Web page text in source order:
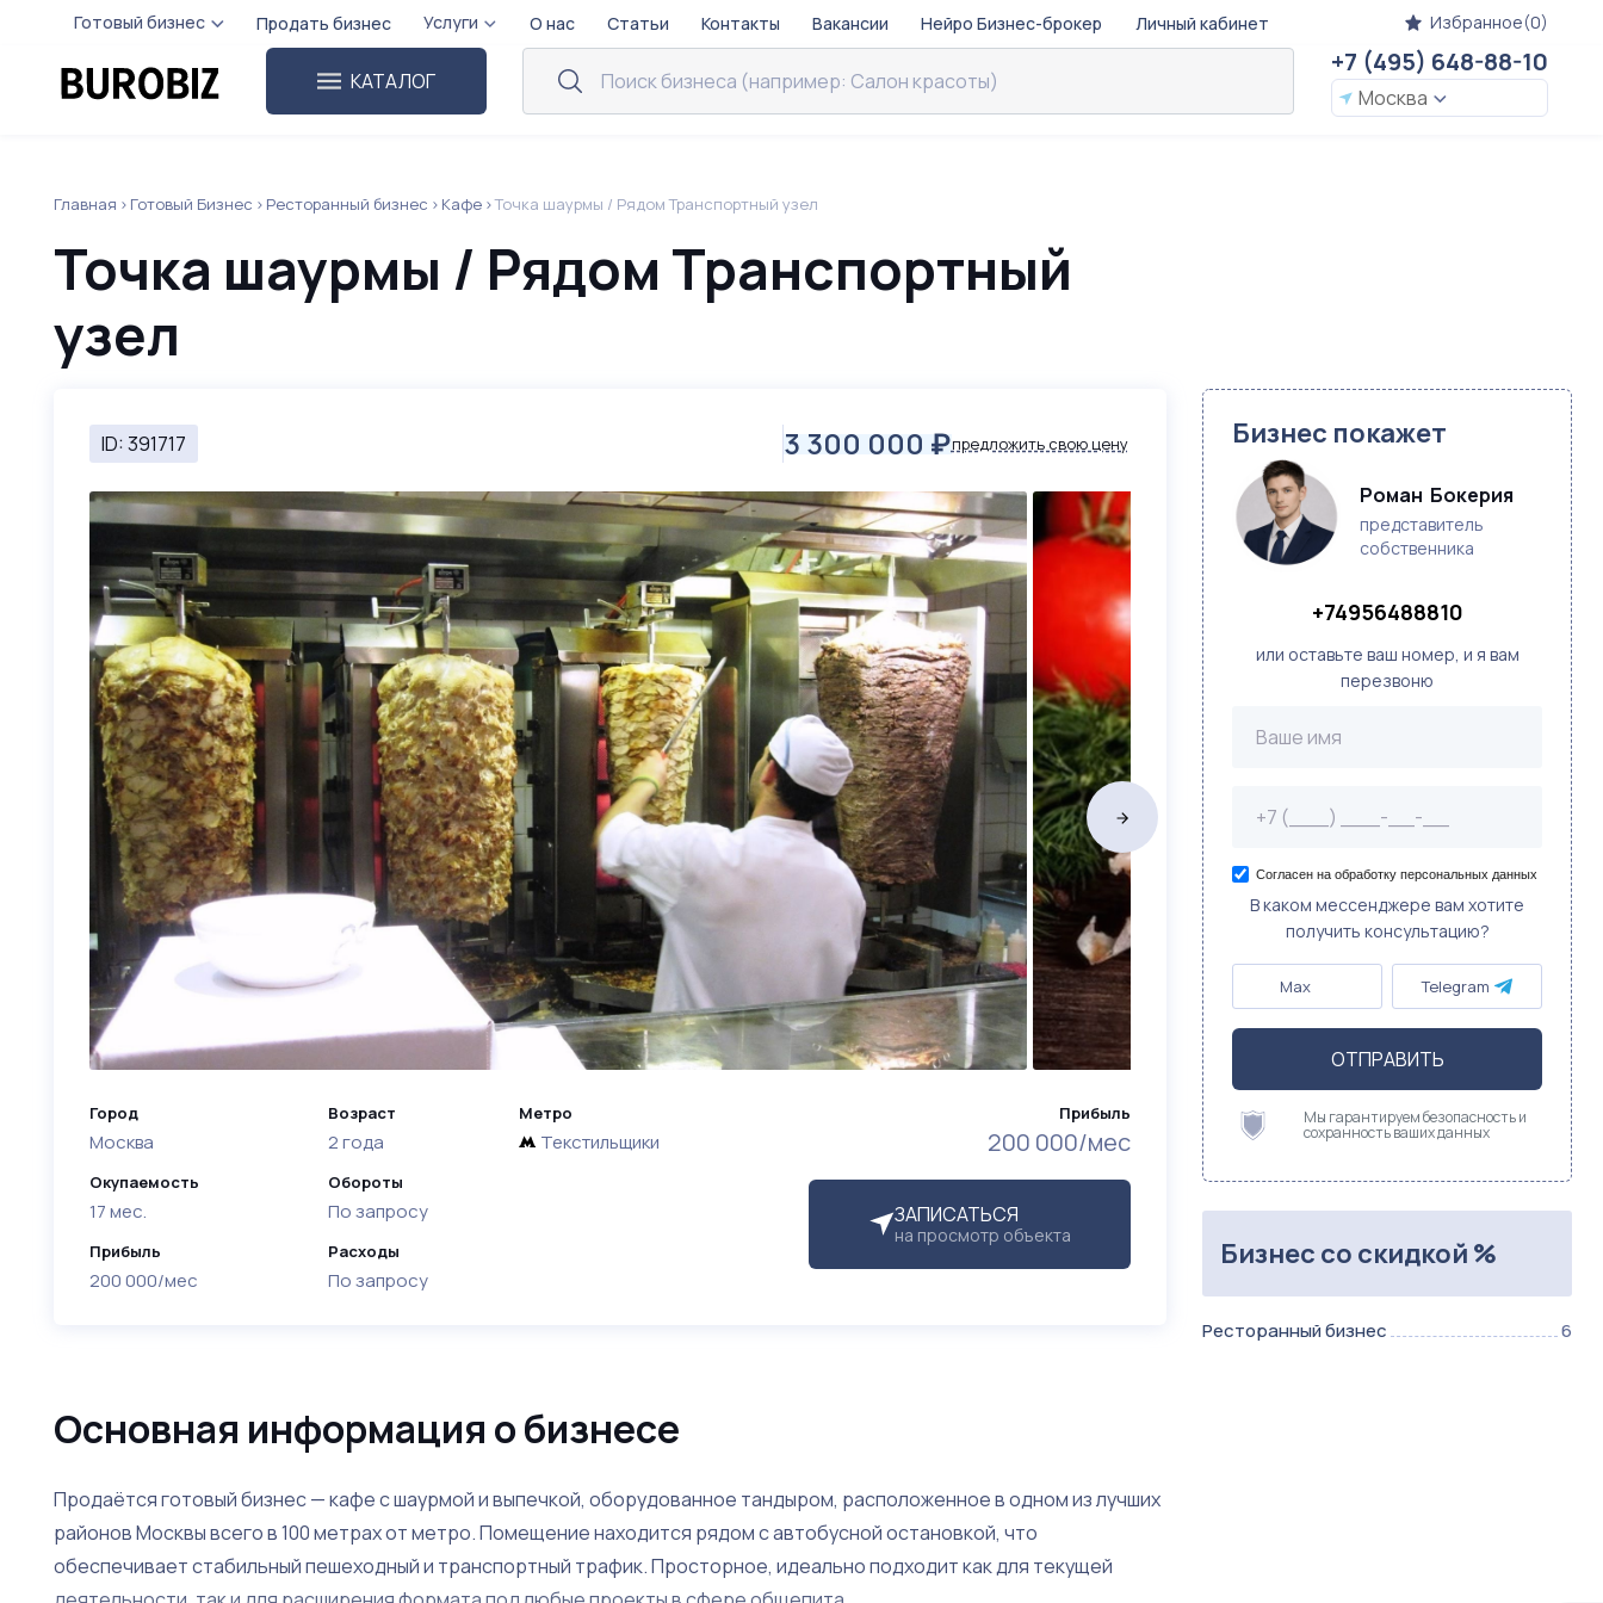
Готовый бизнес Продать бизнес Услуги О нас Статьи Контакты Вакансии Нейро Бизнес-брокер Личный кабинет Избранное(0)
КАТАЛОГ
+7 (495) 648-88-10
Москва
Главная Готовый Бизнес Ресторанный бизнес Кафе Точка шаурмы / Рядом Транспортный узел
Точка шаурмы / Рядом Транспортный
узел
ID: 391717 3 300 000 ₽предложить свою цену
Прибыль
200 000/мес
ЗАПИСАТЬСЯ
на просмотр объекта
Город
Москва
Окупаемость
17 мес.
Прибыль
200 000/мес
Возраст
2 года
Обороты
По запросу
Расходы
По запросу
Метро
Текстильщики
Основная информация о бизнесе
Продаётся готовый бизнес — кафе с шаурмой и выпечкой, оборудованное тандыром, расположенное в одном из лучших
районов Москвы всего в 100 метрах от метро. Помещение находится рядом с автобусной остановкой, что
обеспечивает стабильный пешеходный и транспортный трафик. Просторное, идеально подходит как для текущей
Бизнес покажет
Роман  Бокерия
представитель
собственника
+74956488810
или оставьте ваш номер, и я вам
перезвоню
Согласен на обработку персональных данных
В каком мессенджере вам хотите
получить консультацию?
Max Telegram
ОТПРАВИТЬ
Мы гарантируем безопасность и
сохранность ваших данных
Бизнес со скидкой %
Ресторанный бизнес 6